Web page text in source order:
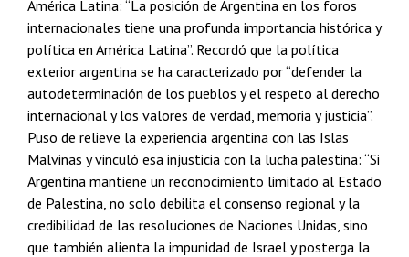
América Latina: “La posición de Argentina en los foros
internacionales tiene una profunda importancia histórica y
política en América Latina”. Recordó que la política
exterior argentina se ha caracterizado por “defender la
autodeterminación de los pueblos y el respeto al derecho
internacional y los valores de verdad, memoria y justicia”.
Puso de relieve la experiencia argentina con las Islas
Malvinas y vinculó esa injusticia con la lucha palestina: “Si
Argentina mantiene un reconocimiento limitado al Estado
de Palestina, no solo debilita el consenso regional y la
credibilidad de las resoluciones de Naciones Unidas, sino
que también alienta la impunidad de Israel y posterga la